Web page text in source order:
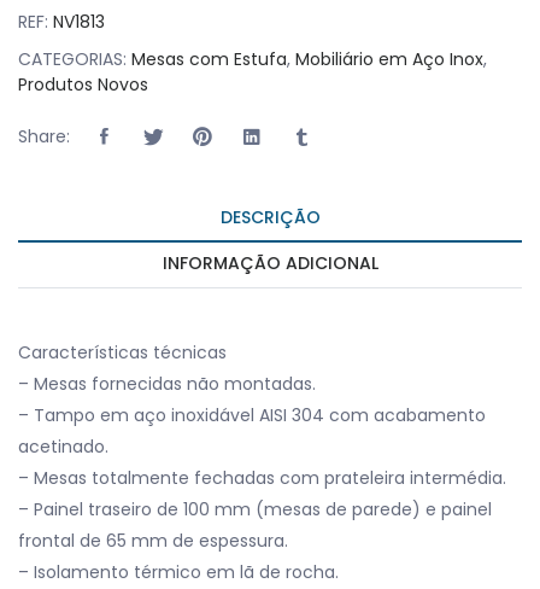
REF: NV1813
CATEGORIAS: Mesas com Estufa, Mobiliário em Aço Inox,
Produtos Novos
Share:
DESCRIÇÃO
INFORMAÇÃO ADICIONAL
Características técnicas
– Mesas fornecidas não montadas.
– Tampo em aço inoxidável AISI 304 com acabamento
acetinado.
– Mesas totalmente fechadas com prateleira intermédia.
– Painel traseiro de 100 mm (mesas de parede) e painel
frontal de 65 mm de espessura.
– Isolamento térmico em lã de rocha.